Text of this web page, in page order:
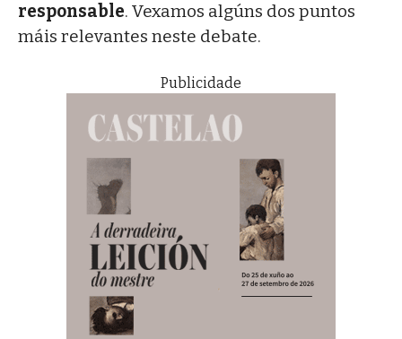
responsable. Vexamos algúns dos puntos
máis relevantes neste debate.
Publicidade